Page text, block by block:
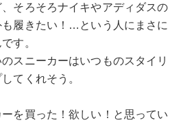
そろそろナイキやアディダスの
履きたい！…という人にまさに
す。
スニーカーはいつものスタイリ
てくれそう。
を買った！欲しい！と思ってい